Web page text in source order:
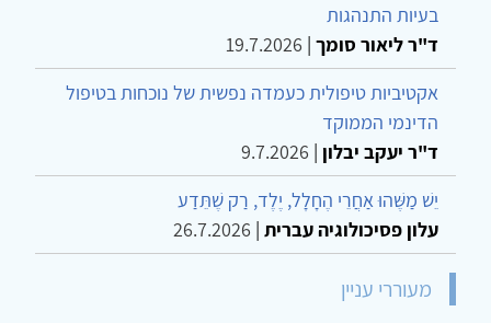
בעיות התנהגות
ד"ר ליאור סומך |
19.7.2026
אקטיביות טיפולית כעמדה נפשית של נוכחות בטיפול
הדינמי הממוקד
ד"ר יעקב יבלון |
9.7.2026
יֵשׁ מַשֶּׁהוּ אַחֲרֵי הֶחָלָל, יֶלֶד, רַק שֶׁתֵּדַע
עלון פסיכולוגיה עברית |
26.7.2026
מעוררי עניין